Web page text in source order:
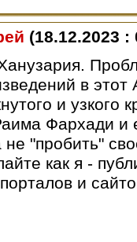
(18.12.2023 :
в
и узкого
Фархади и
не "пробить"
как я -
и